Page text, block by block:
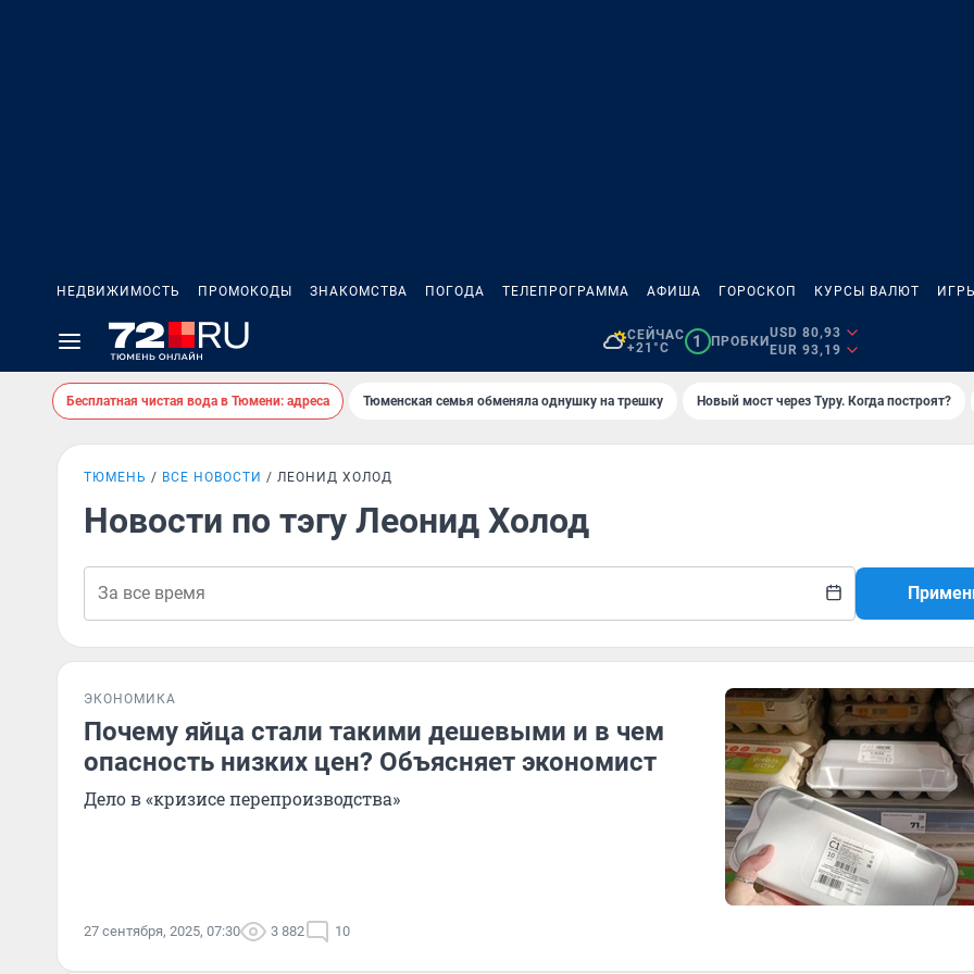
НЕДВИЖИМОСТЬ ПРОМОКОДЫ ЗНАКОМСТВА ПОГОДА ТЕЛЕПРОГРАММА АФИША ГОРОСКОП КУРСЫ ВАЛЮТ
СЕЙЧАС
+21°C
1 ПРОБКИ
USD 80,93
EUR 93,19
Бесплатная чистая вода в Тюмени: адреса Тюменская семья обменяла однушку на трешку Новый мост через Туру. Когда построят?
ТЮМЕНЬ ВСЕ НОВОСТИ ЛЕОНИД ХОЛОД
Новости по тэгу Леонид Холод
ЭКОНОМИКА
Почему яйца стали такими дешевыми и в чем
опасность низких цен? Объясняет экономист
Дело в «кризисе перепроизводства»
27 сентября, 2025, 07:30 3 882 10